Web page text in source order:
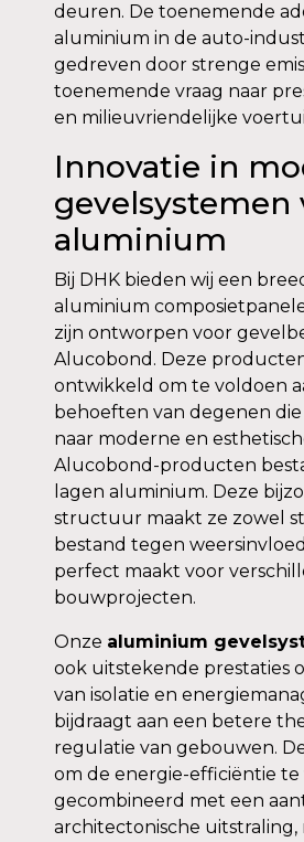
deuren. De toenemende
aluminium in de auto-
gedreven door strenge
toenemende vraag naar
en milieuvriendelijke
Innovatie in
gevelsystemen
aluminium
Bij DHK bieden wij een
aluminium
zijn ontworpen voor
Alucobond. Deze
ontwikkeld om te voldoen
behoeften van degenen
naar moderne en
Alucobond-producten
lagen aluminium. Deze
structuur maakt ze zowel
bestand tegen
perfect maakt voor
bouwprojecten.
Onze aluminium
ook uitstekende prestaties
van isolatie en
bijdraagt aan een betere
regulatie van gebouwen.
om de energie-efficiëntie
gecombineerd met een
architectonische uitstraling,